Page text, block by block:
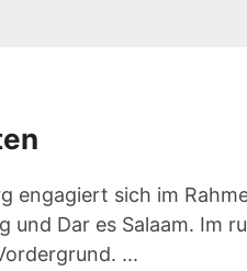
engagiert sich im
und Dar es Salaam. Im
...